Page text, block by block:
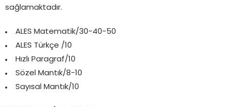
sağlamaktadır.
ALES Matematik/30-40-50
ALES Türkçe /10
Hızlı Paragraf/10
Sözel Mantık/8-10
Sayısal Mantık/10